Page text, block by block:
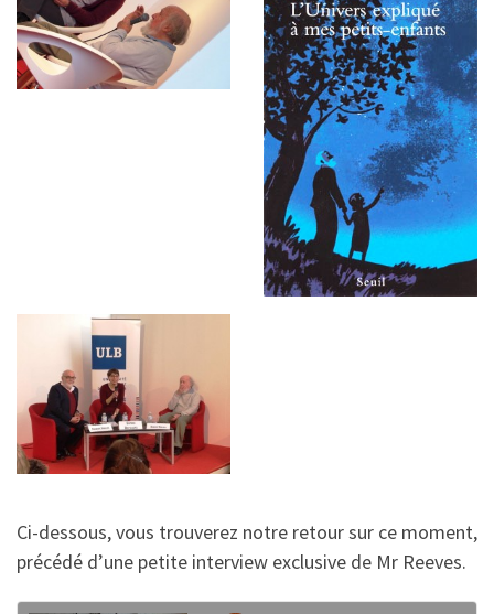
Ci-dessous, vous trouverez notre retour sur ce moment,
précédé d’une petite interview exclusive de Mr Reeves.